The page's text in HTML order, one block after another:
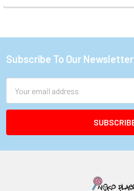
Footer
Subscribe To Our Newsletter
Address